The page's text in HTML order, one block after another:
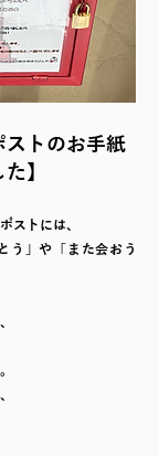
ストのお手紙
】
ストには、
う」や「また会おう